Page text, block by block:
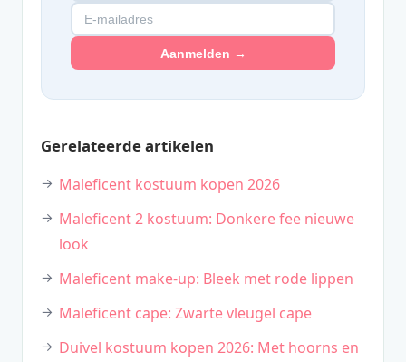
Aanmelden →
Gerelateerde artikelen
Maleficent kostuum kopen 2026
Maleficent 2 kostuum: Donkere fee nieuwe
look
Maleficent make-up: Bleek met rode lippen
Maleficent cape: Zwarte vleugel cape
Duivel kostuum kopen 2026: Met hoorns en